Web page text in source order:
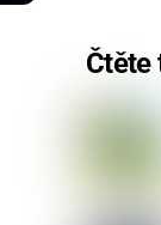
Čtěte